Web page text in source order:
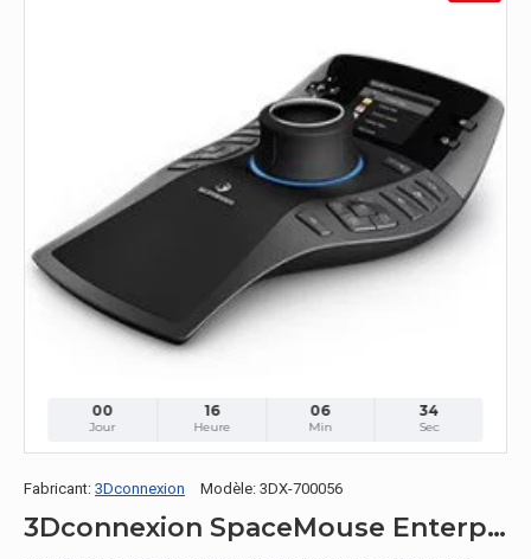
00
Jour
16
Heure
06
Min
33
Sec
Fabricant: 3Dconnexion Modèle: 3DX-700056
3Dconnexion SpaceMouse Enterprise